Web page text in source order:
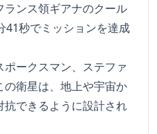
ランス領ギアナのクール
41秒でミッションを達成
ークスマン、ステファ
の衛星は、地上や宇宙か
抗できるように設計され